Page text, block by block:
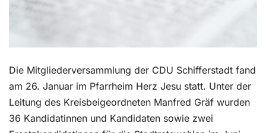
Die Mitgliederversammlung der CDU Schifferstadt fand
am 26. Januar im Pfarrheim Herz Jesu statt. Unter der
Leitung des Kreisbeigeordneten Manfred Gräf wurden
36 Kandidatinnen und Kandidaten sowie zwei